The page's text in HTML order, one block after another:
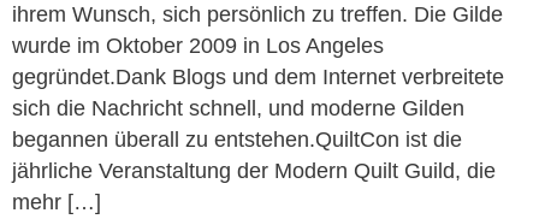
ihrem Wunsch, sich persönlich zu treffen. Die Gilde
wurde im Oktober 2009 in Los Angeles
gegründet.Dank Blogs und dem Internet verbreitete
sich die Nachricht schnell, und moderne Gilden
begannen überall zu entstehen.QuiltCon ist die
jährliche Veranstaltung der Modern Quilt Guild, die
mehr […]